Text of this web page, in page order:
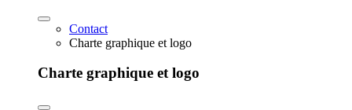
Contact
Charte graphique et logo
Charte graphique et logo